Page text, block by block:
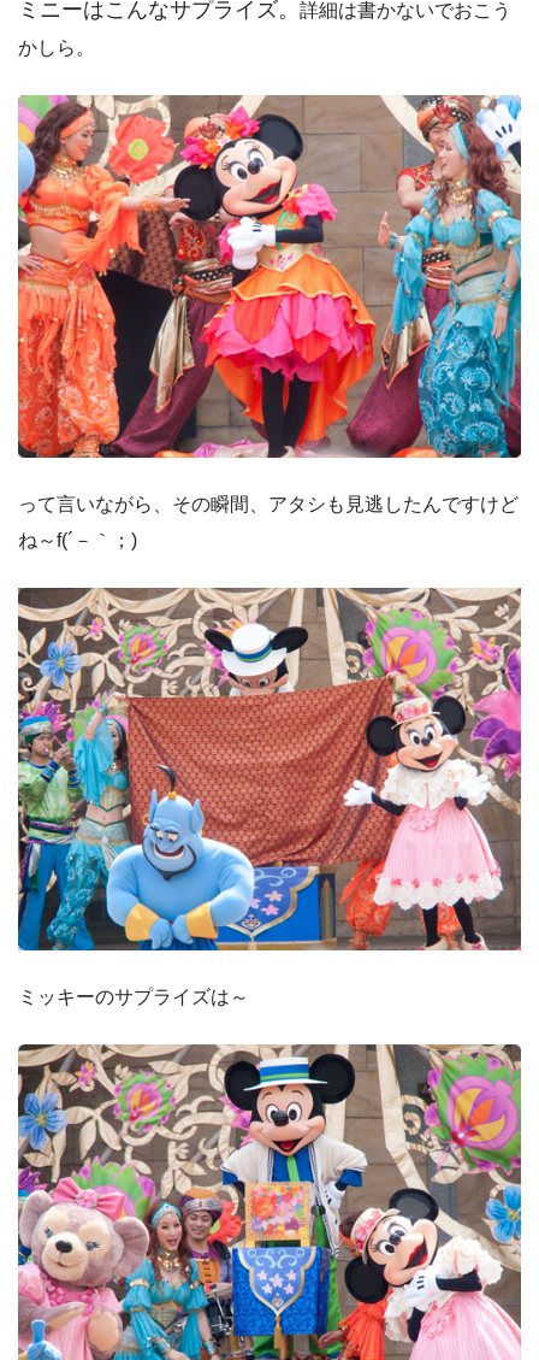
ミニーはこんなサプライズ。 詳細は書かないでおこう
かしら。
って言いながら、その瞬間、アタシも見逃したんですけど
ね～f(´－｀；)
ミッキーのサプライズは～